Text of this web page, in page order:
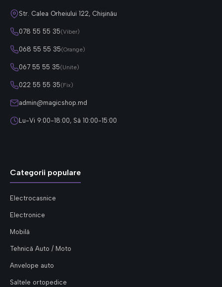
Str. Calea Orheiului 122, Chișinău
078 55 55 35(Viber)
068 55 55 35(Orange)
067 55 55 35(Unite)
022 55 55 35(Fix)
admin@magicshop.md
Lu-Vi 9:00-18:00, Sâ 10:00-15:00
Categorii populare
Electrocasnice
Electronice
Mobilă
Tehnică Auto / Moto
Anvelope auto
Saltele ortopedice